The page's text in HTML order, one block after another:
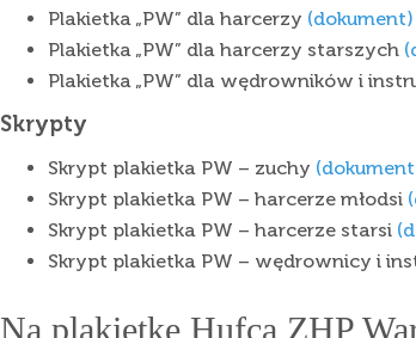
Plakietka „PW” dla harcerzy (dokument)
Plakietka „PW” dla harcerzy starszych
Plakietka „PW” dla wędrowników i
Skrypty
Skrypt plakietka PW – zuchy
Skrypt plakietka PW – harcerze młodsi
Skrypt plakietka PW – harcerze starsi
Skrypt plakietka PW – wędrownicy i
Na plakietkę Hufca ZHP